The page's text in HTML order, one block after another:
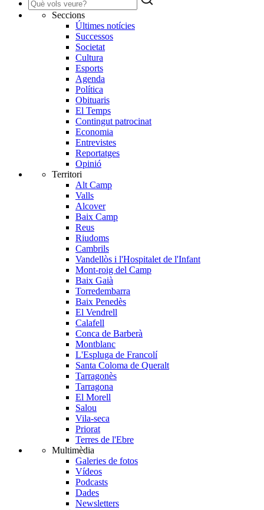
Seccions
Últimes notícies
Successos
Societat
Cultura
Esports
Agenda
Política
Obituaris
El Temps
Contingut patrocinat
Economia
Entrevistes
Reportatges
Opinió
Territori
Alt Camp
Valls
Alcover
Baix Camp
Reus
Riudoms
Cambrils
Vandellòs i l'Hospitalet de l'Infant
Mont-roig del Camp
Baix Gaià
Torredembarra
Baix Penedès
El Vendrell
Calafell
Conca de Barberà
Montblanc
L'Espluga de Francolí
Santa Coloma de Queralt
Tarragonès
Tarragona
El Morell
Salou
Vila-seca
Priorat
Terres de l'Ebre
Multimèdia
Galeries de fotos
Vídeos
Podcasts
Dades
Newsletters